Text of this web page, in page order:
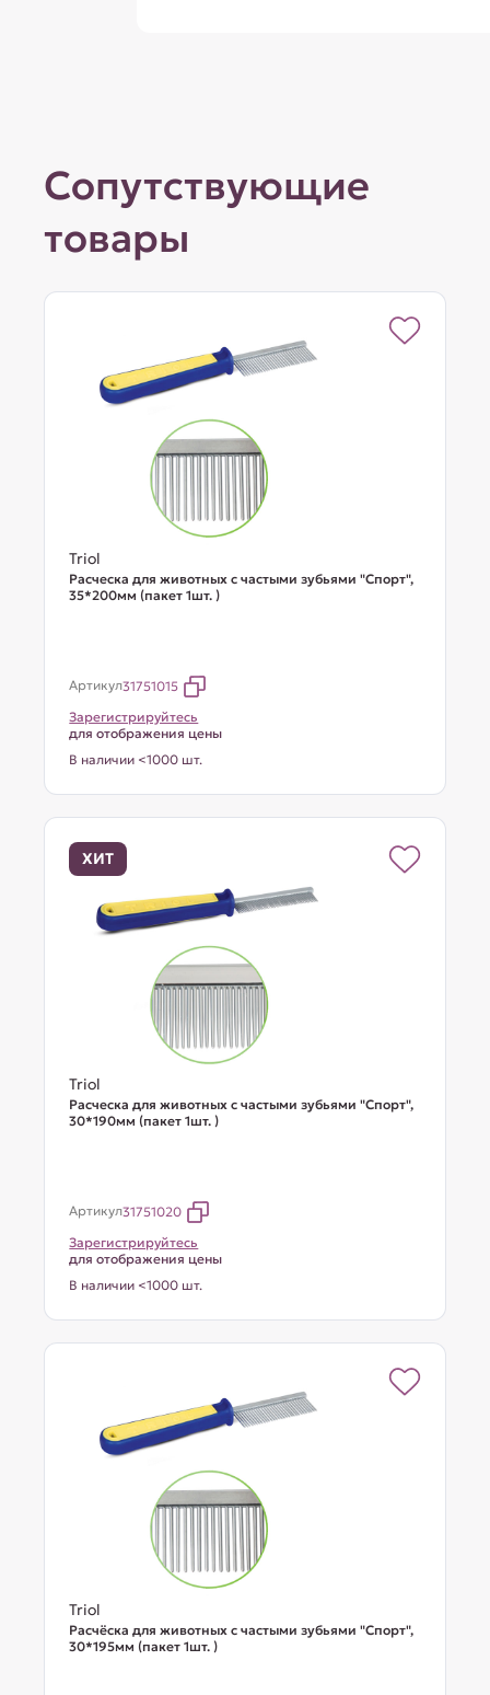
Сопутствующие
товары
Triol
Расческа для животных с частыми зубьями "Спорт",
35*200мм (пакет 1шт. )
Артикул31751015
Зарегистрируйтесь
для отображения цены
В наличии <1000 шт.
ХИТ
Triol
Расческа для животных с частыми зубьями "Спорт",
30*190мм (пакет 1шт. )
Артикул31751020
Зарегистрируйтесь
для отображения цены
В наличии <1000 шт.
Triol
Расчёска для животных с частыми зубьями "Спорт",
30*195мм (пакет 1шт. )